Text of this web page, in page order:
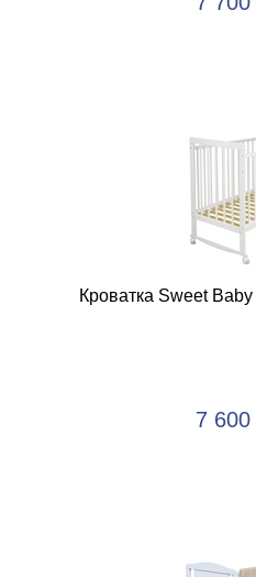
Кроватка Sweet
7 600